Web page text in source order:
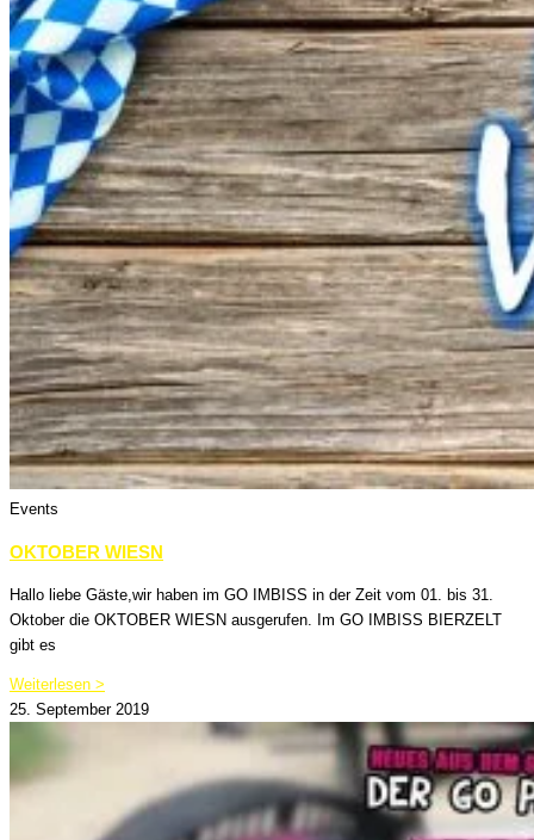
Events
OKTOBER WIESN
Hallo liebe Gäste,wir haben im GO IMBISS in der Zeit vom 01. bis 31.
Oktober die OKTOBER WIESN ausgerufen. Im GO IMBISS BIERZELT
gibt es
Weiterlesen >
25. September 2019